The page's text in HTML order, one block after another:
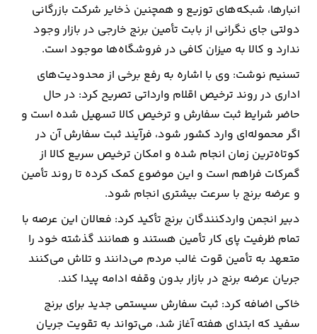
اقتصاد
ایران
ارتباطات
خودرو
عمومی
نوتیف
شناور
انبارها، شبکه‌های توزیع و همچنین ذخایر شرکت بازرگانی
دولتی جای نگرانی از بابت تأمین برنج خارجی در بازار وجود
ندارد و کالا به میزان کافی در فروشگاه‌ها موجود است.
تسنیم نوشت: وی با اشاره به رفع برخی از محدودیت‌های
اداری در روند ترخیص اقلام وارداتی تصریح کرد: در حال
حاضر شرایط ثبت سفارش و ترخیص کالا تسهیل شده است و
اگر محموله‌ای وارد کشور شود، فرآیند ثبت سفارش آن در
کوتاه‌ترین زمان انجام شده و امکان ترخیص سریع کالا از
گمرکات فراهم است و این موضوع کمک کرده تا روند تأمین
و عرضه برنج با سرعت بیشتری انجام شود.
دبیر انجمن واردکنندگان برنج تأکید کرد: فعالان این عرصه با
تمام ظرفیت پای کار تأمین هستند و همانند گذشته خود را
متعهد به تأمین قوت غالب مردم می‌دانند و تلاش می‌کنند
جریان عرضه برنج در بازار بدون وقفه ادامه پیدا کند.
خاکی اضافه کرد: ثبت سفارش سیستمی جدید برای برنج
سفید که ابتدای هفته آغاز شد، می‌تواند به تقویت جریان